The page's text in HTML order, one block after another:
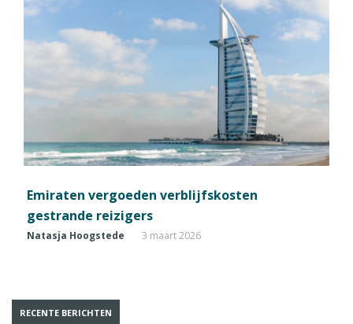
Emiraten vergoeden verblijfskosten
gestrande reizigers
Natasja Hoogstede 3 maart 2026
RECENTE BERICHTEN